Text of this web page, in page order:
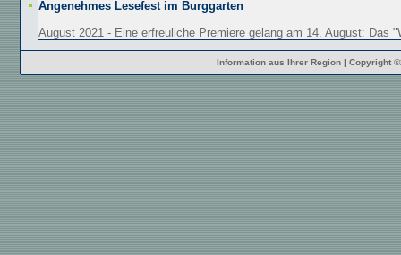
Angenehmes Lesefest im Burggarten
August 2021 - Eine erfreuliche Premiere gelang am 14. August: Das
Information aus Ihrer Region | Copyright